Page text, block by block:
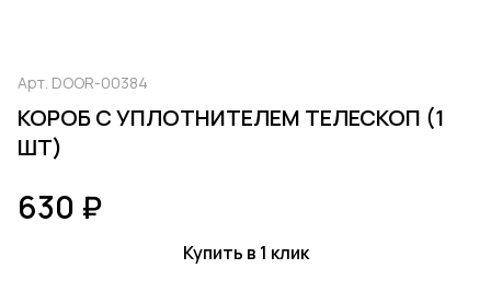
Арт. DOOR-00384
КОРОБ С УПЛОТНИТЕЛЕМ ТЕЛЕСКОП (1
ШТ)
630 ₽
Купить в 1 клик